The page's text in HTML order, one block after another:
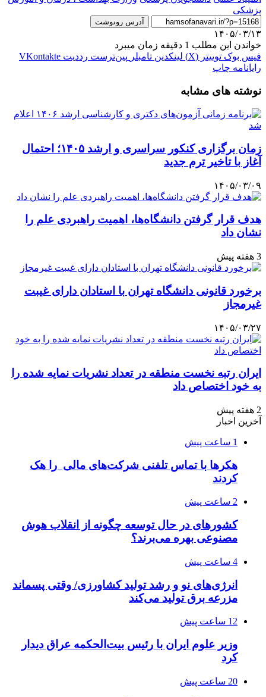
پزشکی
آدرس رونوشت
۱۴۰۵/۰۳/۱۳
خواندن این مطلب 1 دقیقه زمان میبرد
فیس بوک توییتر (X) لینکدین ‫تامبلر ‫پین‌ترست ‫رددیت ‫VKontakte
رایانامه چاپ
نوشته های مشابه
زمان برگزاری کنکور سراسری و ارشد ۱۴۰۵؛ احتمال
آغاز با تاخیر ترم جدید
۱۴۰۵/۰۳/۰۹
هدف قرار گرفتن دانشگاه‌ها، اهمیت راهبردی علم را
نشان داد
3 هفته پیش
برخورد قانونی دانشگاه تهران با استادان دارای غیبت
غیرمجاز
۱۴۰۵/۰۳/۲۷
ایران رتبه نخست منطقه در تعداد نشریات نمایه شده را
به خود اختصاص داد
2 هفته پیش
آخرین اخبار
1 ساعت پیش
هکرها با تماس تلفنی شرکت‌های مالی را هک
کردند
2 ساعت پیش
کشورهای در حال توسعه چگونه از انقلاب هوش
مصنوعی بهره می‌برند؟
4 ساعت پیش
انرژی‌های نو و رشد تولید کشاورزی/ وقتی پسماند
مزرعه‌ برق تولید می‌کند
12 ساعت پیش
وزیر علوم ایران با رئیس بیت‌الحکمه عراق دیدار
کرد
20 ساعت پیش